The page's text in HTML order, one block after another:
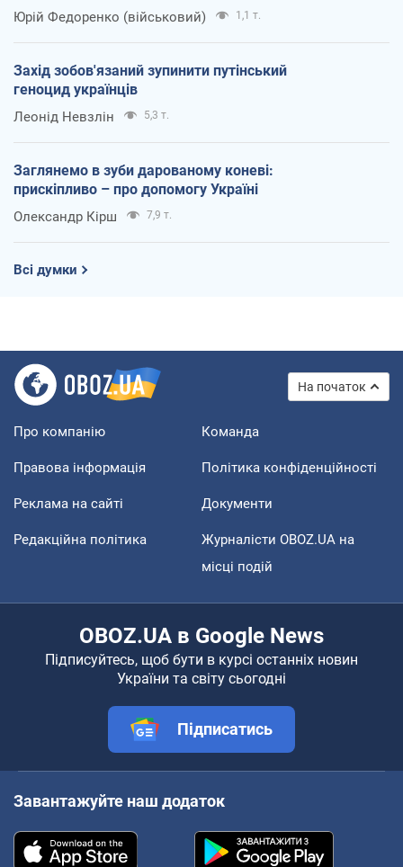
Юрій Федоренко (військовий) 1,1 т.
Захід зобов'язаний зупинити путінський
геноцид українців
Леонід Невзлін 5,3 т.
Заглянемо в зуби дарованому коневі:
прискіпливо – про допомогу Україні
Олександр Кірш 7,9 т.
Всі думки
На початок
Про компанію Команда
Правова інформація Політика конфіденційності
Реклама на сайті Документи
Редакційна політика
Журналісти OBOZ.UA на
місці подій
OBOZ.UA в Google News
Підписуйтесь, щоб бути в курсі останніх новин
України та світу сьогодні
Підписатись
Завантажуйте наш додаток